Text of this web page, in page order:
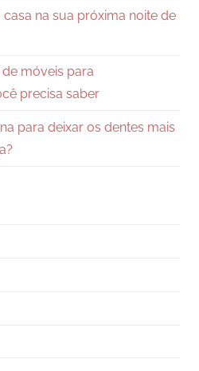
na sua próxima noite de
móveis para
precisa saber
para deixar os dentes mais